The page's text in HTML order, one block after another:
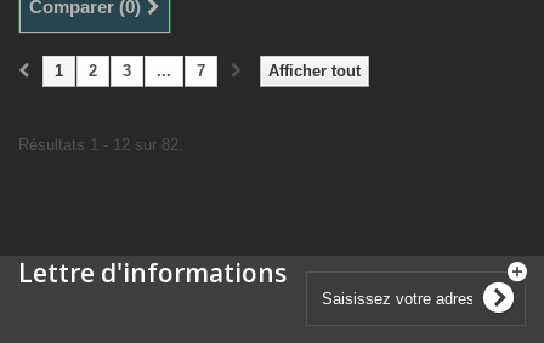
Comparer (0)
Afficher tout
1 2 3 ... 7
Résultats 1 - 12 sur 82.
Lettre d'informations